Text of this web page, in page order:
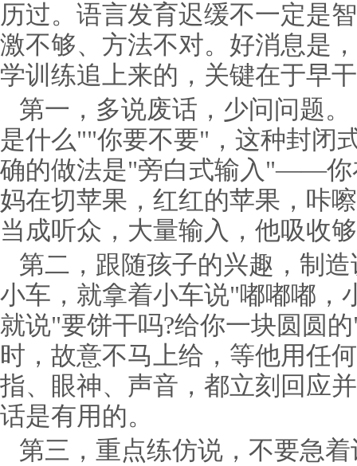
历过。语言发育迟缓不一定是
激不够、方法不对。好消息是
学训练追上来的，关键在于早
第一，多说废话，少问问题
是什么""你要不要"，这种封闭
确的做法是"旁白式输入"——你
妈在切苹果，红红的苹果，咔
当成听众，大量输入，他吸收
第二，跟随孩子的兴趣，制
小车，就拿着小车说"嘟嘟嘟，
就说"要饼干吗?给你一块圆圆
时，故意不马上给，等他用任
指、眼神、声音，都立刻回应
话是有用的。
第三，重点练仿说，不要急